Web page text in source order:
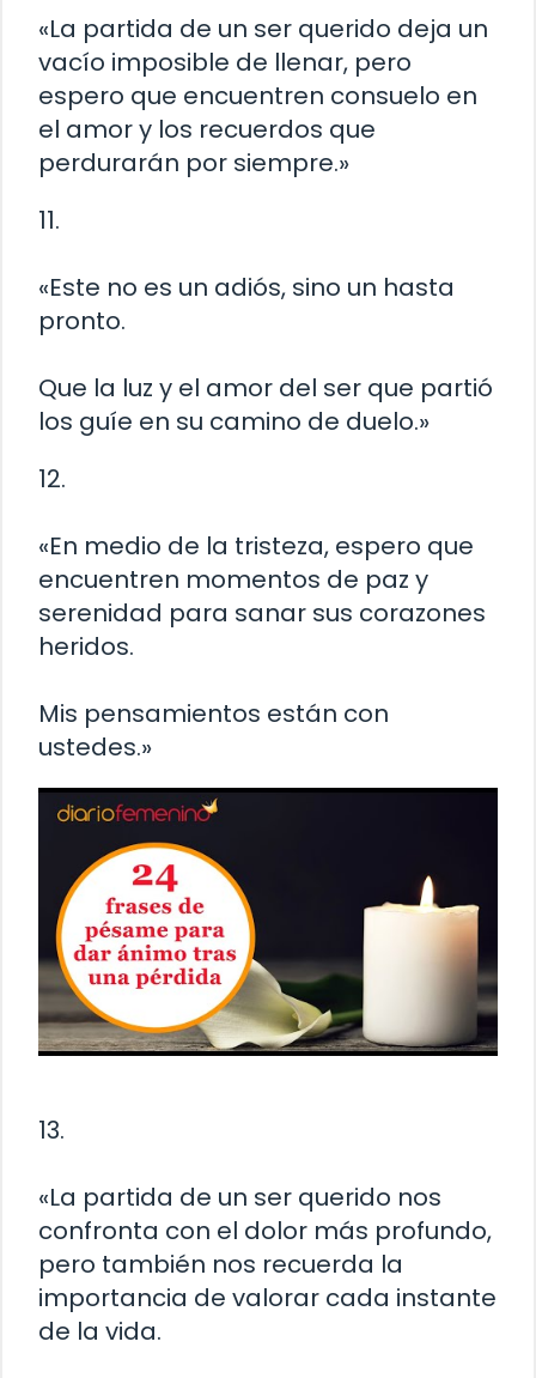
«La partida de un ser querido deja un
vacío imposible de llenar, pero
espero que encuentren consuelo en
el amor y los recuerdos que
perdurarán por siempre.»
11.
«Este no es un adiós, sino un hasta
pronto.
Que la luz y el amor del ser que partió
los guíe en su camino de duelo.»
12.
«En medio de la tristeza, espero que
encuentren momentos de paz y
serenidad para sanar sus corazones
heridos.
Mis pensamientos están con
ustedes.»
13.
«La partida de un ser querido nos
confronta con el dolor más profundo,
pero también nos recuerda la
importancia de valorar cada instante
de la vida.